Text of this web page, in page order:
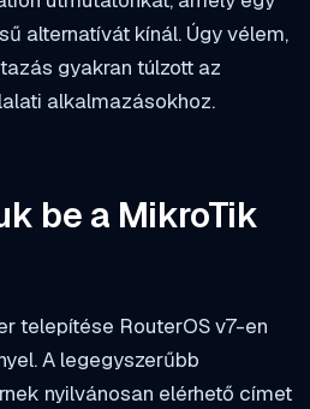
alternatívát kínál. Úgy vélem,
gyakran túlzott az
alkalmazásokhoz.
be a MikroTik
telepítése RouterOS v7-en
A legegyszerűbb
nyilvánosan elérhető címet